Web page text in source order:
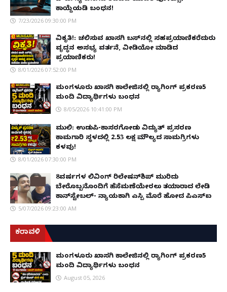
ಕಾಯ್ದೆಯಡಿ ಬಂಧನ!
7/23/2026 09:30:00 PM
ವಿಕೃತಿ!: ಚಲಿಸುವ ಖಾಸಗಿ ಬಸ್‌ನಲ್ಲಿ ಸಹಪ್ರಯಾಣಿಕರೆದುರು
ವೃದ್ಧನ ಅಸಭ್ಯ ವರ್ತನೆ, ವೀಡಿಯೋ ಮಾಡಿದ
ಪ್ರಯಾಣಿಕರು!
8/01/2026 07:52:00 PM
ಮಂಗಳೂರು ಖಾಸಗಿ ಕಾಲೇಜಿನಲ್ಲಿ ರ‌್ಯಾಗಿಂಗ್ ಪ್ರಕರಣ5
ಮಂದಿ ವಿದ್ಯಾರ್ಥಿಗಳು ಬಂಧನ
8/05/2026 10:41:00 PM
ಮುಲ್ಕಿ: ಉಡುಪಿ-ಕಾಸರಗೋಡು ವಿದ್ಯುತ್ ಪ್ರಸರಣ
ಕಾಮಗಾರಿ ಸ್ಥಳದಲ್ಲಿ ₹2.53 ಲಕ್ಷ ಮೌಲ್ಯದ ಸಾಮಗ್ರಿಗಳು
ಕಳವು!
8/01/2026 07:30:00 PM
8ವರ್ಷಗಳ ಲಿವಿಂಗ್‌ ರಿಲೇಷನ್‌ಶಿಪ್ ಮುರಿದು
ಬೇರೊಬ್ಬನೊಂದಿಗೆ ಹೆಸೆಮಣೆಯೇರಲು ತಯಾರಾದ ಲೇಡಿ
ಕಾನ್‌ಸ್ಟೇಬಲ್- ನ್ಯಾಯಕ್ಕಾಗಿ ಎಸ್ಪಿ ಮೊರೆ ಹೋದ ಪಿಎಸ್ಐ
5/07/2026 09:23:00 AM
ಕರಾವಳಿ
ಮಂಗಳೂರು ಖಾಸಗಿ ಕಾಲೇಜಿನಲ್ಲಿ ರ‌್ಯಾಗಿಂಗ್ ಪ್ರಕರಣ5
ಮಂದಿ ವಿದ್ಯಾರ್ಥಿಗಳು ಬಂಧನ
August 05, 2026